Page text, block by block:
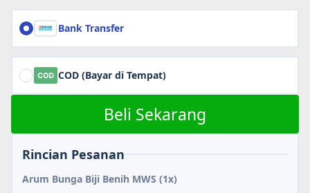
Bank Transfer
COD (Bayar di Tempat)
Beli Sekarang
Rincian Pesanan
Arum Bunga Biji Benih MWS (1x)